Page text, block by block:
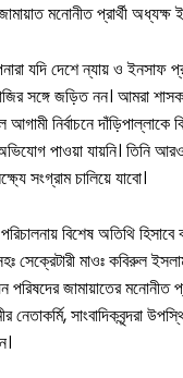
মনোনীত প্রার্থী অধ্যক্ষ
যদি দেশে ন্যায় ও ইনসাফ
সঙ্গে জড়িত নন। আমরা
নির্বাচনে দাঁড়িপাল্লাকে
পাওয়া যায়নি। তিনি
সংগ্রাম চালিয়ে যাবো।
বিশেষ অতিথি
মাওঃ কবিরুল
জামায়াতের মনোনীত
সাংবাদিকবৃন্দরা